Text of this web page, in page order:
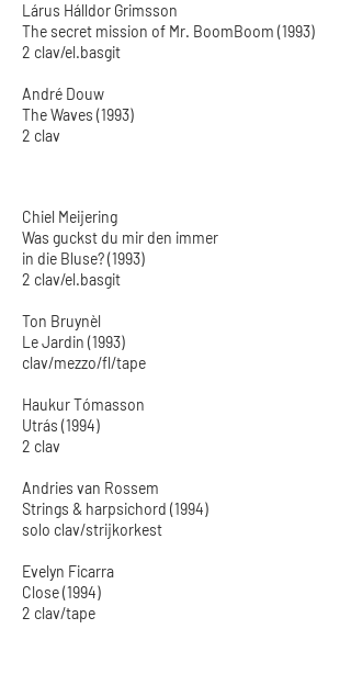
Lárus Hálldor Grimsson
The secret mission of Mr. BoomBoom (1993)
2 clav/el.basgit
André Douw
The Waves (1993)
2 clav
Chiel Meijering
Was guckst du mir den immer
in die Bluse? (1993)
2 clav/el.basgit
Ton Bruynèl
Le Jardin (1993)
clav/mezzo/fl/tape
Haukur Tómasson
Utrás (1994)
2 clav
Andries van Rossem
Strings & harpsichord (1994)
solo clav/strijkorkest
Evelyn Ficarra
Close (1994)
2 clav/tape